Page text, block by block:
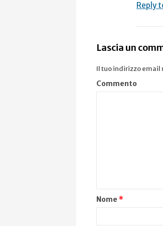
Reply
Lascia un
Il tuo indirizzo email
Commento
Nome *